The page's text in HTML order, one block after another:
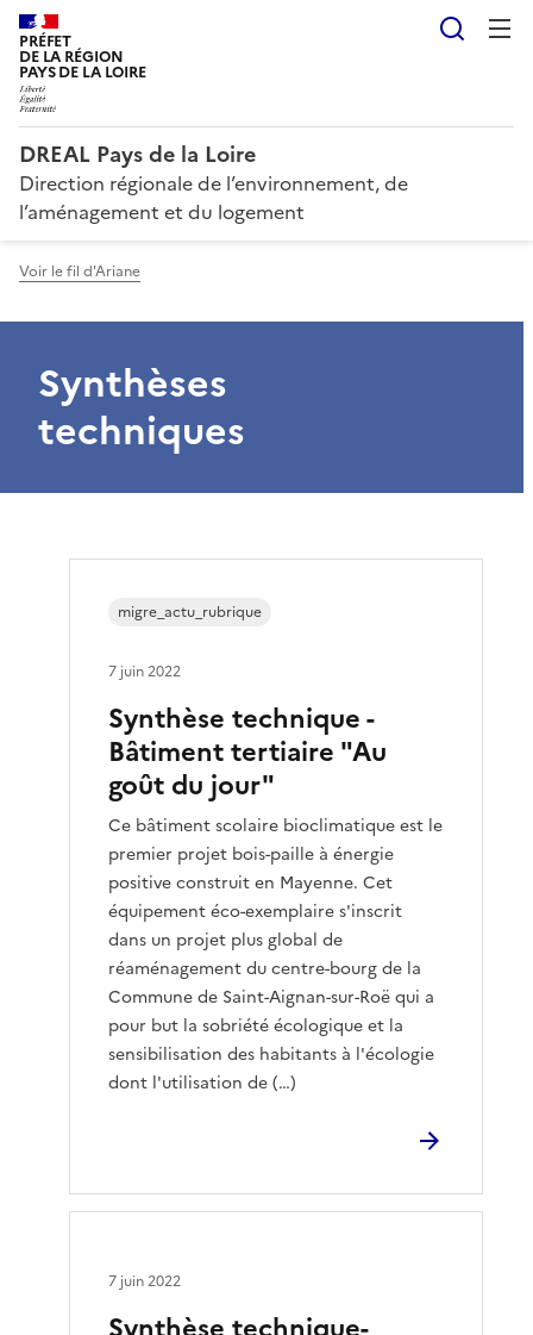
PRÉFET
DE LA RÉGION
PAYS DE LA LOIRE
DREAL Pays de la Loire
Direction régionale de l’environnement, de
l’aménagement et du logement
Voir le fil d'Ariane
Synthèses
techniques
Synthèse technique -
Bâtiment tertiaire "Au
goût du jour"
Ce bâtiment scolaire bioclimatique est le
premier projet bois-paille à énergie
positive construit en Mayenne. Cet
équipement éco-exemplaire s'inscrit
dans un projet plus global de
réaménagement du centre-bourg de la
Commune de Saint-Aignan-sur-Roë qui a
pour but la sobriété écologique et la
sensibilisation des habitants à l'écologie
dont l'utilisation de (…)
migre_actu_rubrique
7 juin 2022
7 juin 2022